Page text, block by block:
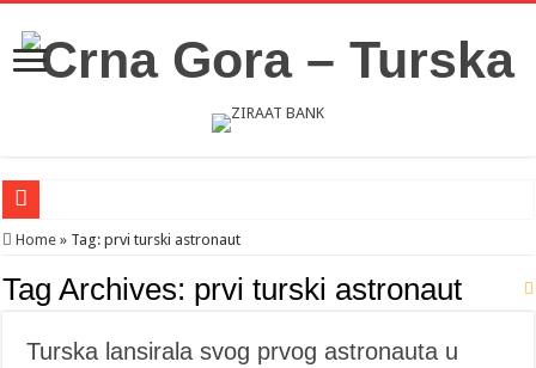
Novosti iz Acibadema
Šahman sa iseljenicima iz Crne Gore u Turskoj: Velika je važnost naše
Home » Tag:prvi turski astronaut
Tag Archives: prvi turski astronaut
Turska lansirala svog prvog astronauta u